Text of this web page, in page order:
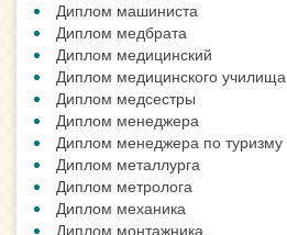
Диплом машиниста
Диплом медбрата
Диплом медицинский
Диплом медицинского училища
Диплом медсестры
Диплом менеджера
Диплом менеджера по туризму
Диплом металлурга
Диплом метролога
Диплом механика
Диплом монтажника